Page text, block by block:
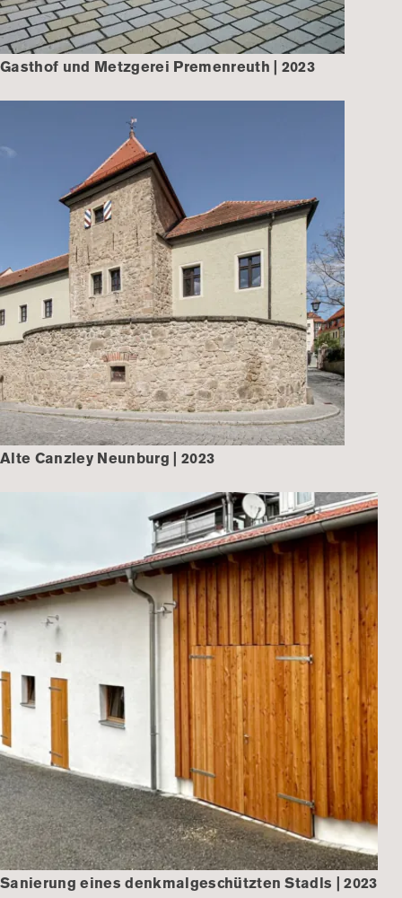
Gasthof und Metzgerei Premenreuth | 2023
Alte Canzley Neunburg | 2023
Sanierung eines denkmalgeschützten Stadls | 2023